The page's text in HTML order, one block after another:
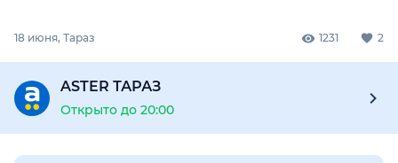
18 июня, Тараз 1231 2
ASTER ТАРАЗ
Открыто до 20:00